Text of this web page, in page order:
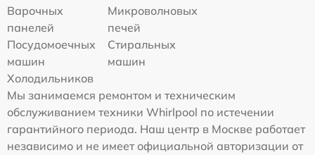
Варочных
панелей
Микроволновых
печей
Посудомоечных
машин
Стиральных
машин
Холодильников
Мы занимаемся ремонтом и техническим
обслуживанием техники Whirlpool по истечении
гарантийного периода. Наш центр в Москве работает
независимо и не имеет официальной авторизации от